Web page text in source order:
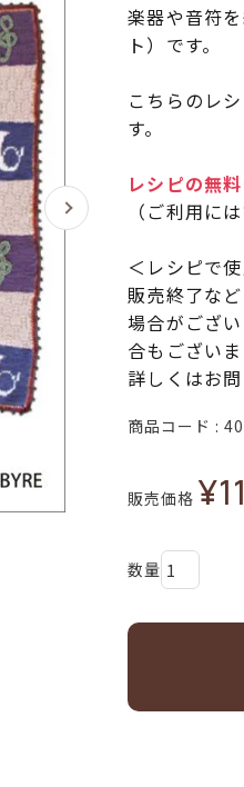
楽器や音符
ト）です。
こちらのレ
す。
レシピの無
（ご利用に
＜レシピで
販売終了な
場合がござ
合もございま
詳しくはお
商品コード
販売価格 ¥